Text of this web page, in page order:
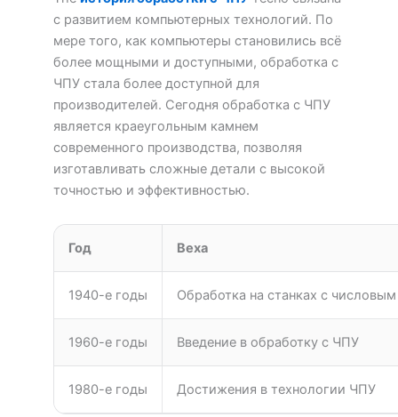
с развитием компьютерных технологий. По
мере того, как компьютеры становились всё
более мощными и доступными, обработка с
ЧПУ стала более доступной для
производителей. Сегодня обработка с ЧПУ
является краеугольным камнем
современного производства, позволяя
изготавливать сложные детали с высокой
точностью и эффективностью.
Год Веха
1940-е годы Обработка на станках с
1960-е годы Введение в обработку с ЧПУ
1980-е годы Достижения в технологии ЧПУ